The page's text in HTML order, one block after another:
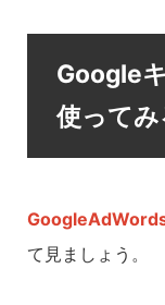
Google
使ってみ
て見ましょう。